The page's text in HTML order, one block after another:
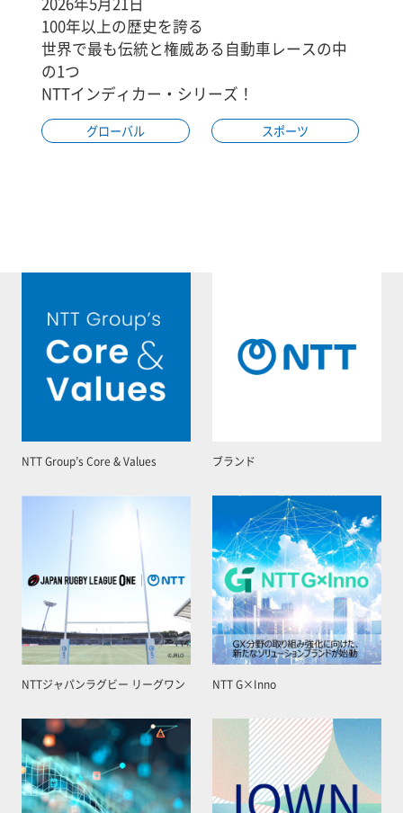
100年以上の歴史を誇る
世界で最も伝統と権威ある自動車レースの中
の1つ
NTTインディカー・シリーズ！
グローバル スポーツ
NTT Group’s Core & Values ブランド
NTTジャパンラグビー リーグワン NTT G×Inno